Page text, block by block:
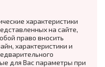
характеристики
на сайте,
право вносить
характеристики и
для Вас параметры при